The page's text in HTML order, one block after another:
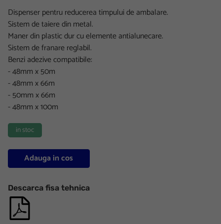
Dispenser pentru reducerea timpului de ambalare.
Sistem de taiere din metal.
Maner din plastic dur cu elemente antialunecare.
Sistem de franare reglabil.
Benzi adezive compatibile:
- 48mm x 50m
- 48mm x 66m
- 50mm x 66m
- 48mm x 100m
in stoc
Adauga in cos
Descarca fisa tehnica